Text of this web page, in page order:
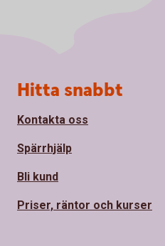
Sidfot
Hitta snabbt
Kontakta oss
Spärrhjälp
Bli kund
Priser, räntor och kurser